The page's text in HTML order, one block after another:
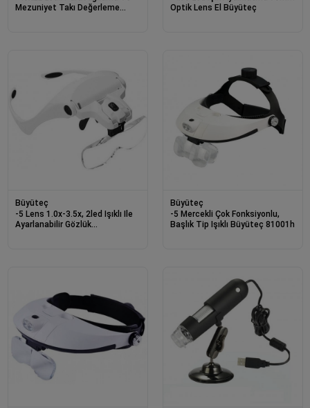
Mezuniyet Takı Değerleme
Optik Lens El Büyüteç
Büyüteç
-5 Lens 1.0x-3.5x, 2led Işıklı Ile
Ayarlanabilir Gözlük
Büyüteç
-5 Mercekli Çok Fonksiyonlu,
Başlık Tip Işıklı Büyüteç 81001h